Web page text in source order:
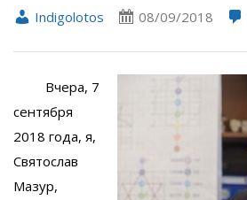
Indigolotos 08/09/2018
Вчера, 7
сентября
2018 года, я,
Святослав
Мазур,